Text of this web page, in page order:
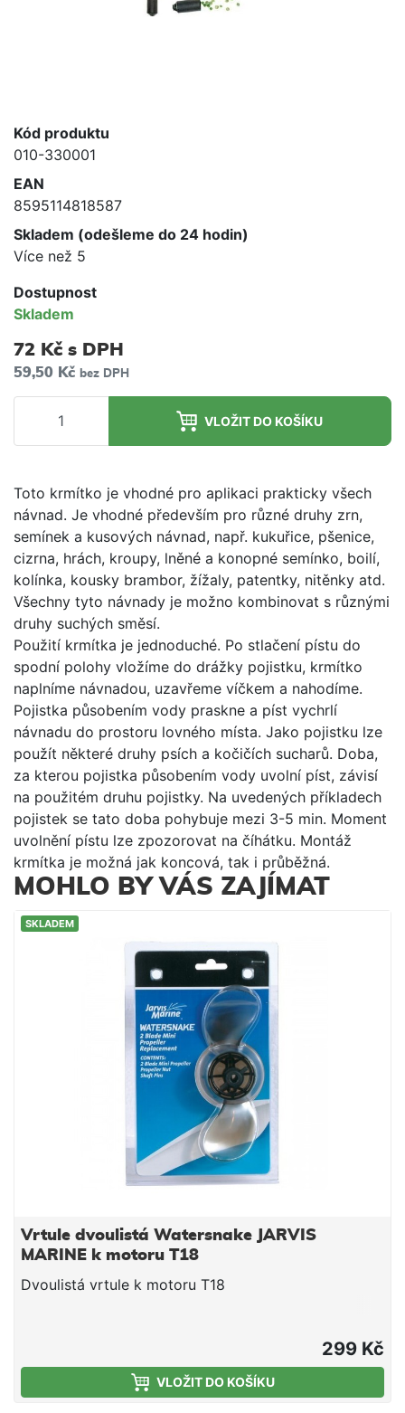
Kód produktu
010-330001
EAN
8595114818587
Skladem (odešleme do 24 hodin)
Více než 5
Dostupnost
Skladem
72 Kč s DPH
59,50 Kč bez DPH
VLOŽIT DO KOŠÍKU
Toto krmítko je vhodné pro aplikaci prakticky všech
návnad. Je vhodné především pro různé druhy zrn,
semínek a kusových návnad, např. kukuřice, pšenice,
cizrna, hrách, kroupy, lněné a konopné semínko, boilí,
kolínka, kousky brambor, žížaly, patentky, nitěnky atd.
Všechny tyto návnady je možno kombinovat s různými
druhy suchých směsí.
Použití krmítka je jednoduché. Po stlačení pístu do
spodní polohy vložíme do drážky pojistku, krmítko
naplníme návnadou, uzavřeme víčkem a nahodíme.
Pojistka působením vody praskne a píst vychrlí
návnadu do prostoru lovného místa. Jako pojistku lze
použít některé druhy psích a kočičích sucharů. Doba,
za kterou pojistka působením vody uvolní píst, závisí
na použitém druhu pojistky. Na uvedených příkladech
pojistek se tato doba pohybuje mezi 3-5 min. Moment
uvolnění pístu lze zpozorovat na číhátku. Montáž
krmítka je možná jak koncová, tak i průběžná.
MOHLO BY VÁS ZAJÍMAT
SKLADEM
Vrtule dvoulistá Watersnake JARVIS
MARINE k motoru T18
Dvoulistá vrtule k motoru T18
299 Kč
VLOŽIT DO KOŠÍKU